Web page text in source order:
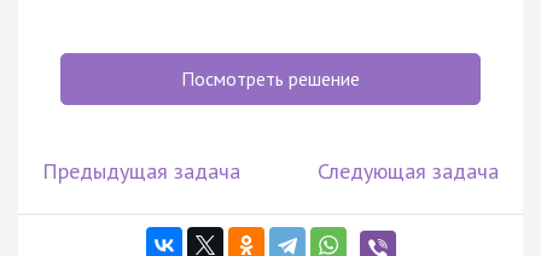
Посмотреть решение
Предыдущая задача Следующая задача